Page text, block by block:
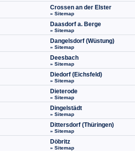
Crossen an der Elster
» Sitemap
Daasdorf a. Berge
» Sitemap
Dangelsdorf (Wüstung)
» Sitemap
Deesbach
» Sitemap
Diedorf (Eichsfeld)
» Sitemap
Dieterode
» Sitemap
Dingelstädt
» Sitemap
Dittersdorf (Thüringen)
» Sitemap
Döbritz
» Sitemap